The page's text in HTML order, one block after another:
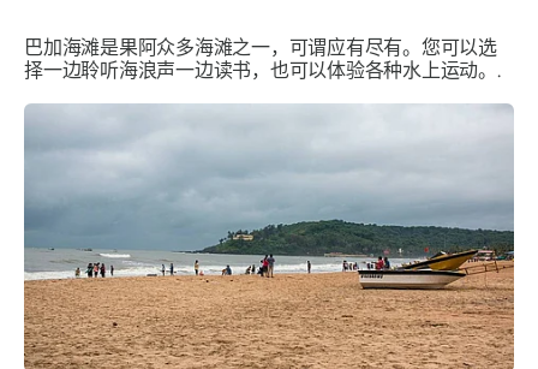
巴加海滩是果阿众多海滩之一，可谓应有尽有。您可以选
择一边聆听海浪声一边读书，也可以体验各种水上运动。.